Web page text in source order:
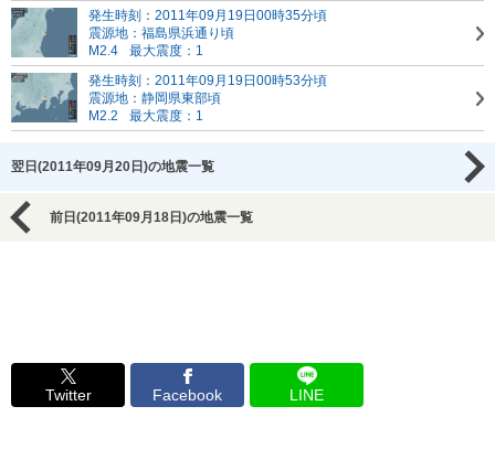
発生時刻：2011年09月19日00時35分頃
震源地：福島県浜通り頃
M2.4
最大震度：1
発生時刻：2011年09月19日00時53分頃
震源地：静岡県東部頃
M2.2
最大震度：1
翌日(2011年09月20日)の地震一覧
前日(2011年09月18日)の地震一覧
Twitter Facebook LINE